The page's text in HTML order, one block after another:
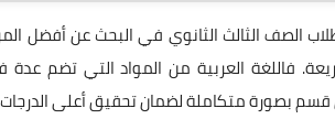
طلاب الصف الثالث الثانوي في البحث عن أفضل
فاللغة العربية من المواد التي تضم عدة
قسم بصورة متكاملة لضمان تحقيق أعلى